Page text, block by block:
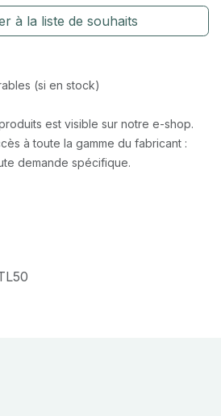
à la liste de souhaits
(si en stock)
est visible sur notre e-shop.
à toute la gamme du fabricant :
demande spécifique.